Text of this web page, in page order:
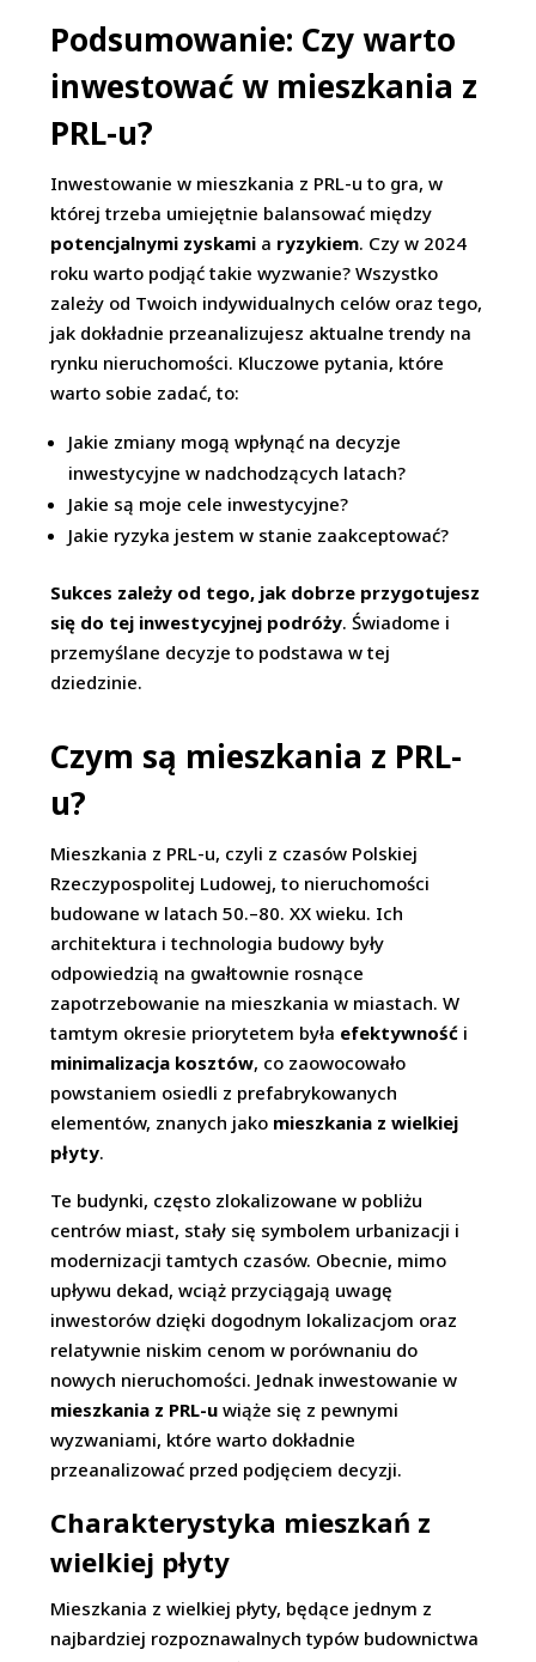
Podsumowanie: Czy warto
inwestować w mieszkania z
PRL-u?
Inwestowanie w mieszkania z PRL-u to gra, w
której trzeba umiejętnie balansować między
potencjalnymi zyskami a ryzykiem. Czy w 2024
roku warto podjąć takie wyzwanie? Wszystko
zależy od Twoich indywidualnych celów oraz tego,
jak dokładnie przeanalizujesz aktualne trendy na
rynku nieruchomości. Kluczowe pytania, które
warto sobie zadać, to:
Jakie zmiany mogą wpłynąć na decyzje
inwestycyjne w nadchodzących latach?
Jakie są moje cele inwestycyjne?
Jakie ryzyka jestem w stanie zaakceptować?
Sukces zależy od tego, jak dobrze przygotujesz
się do tej inwestycyjnej podróży. Świadome i
przemyślane decyzje to podstawa w tej
dziedzinie.
Czym są mieszkania z PRL-
u?
Mieszkania z PRL-u, czyli z czasów Polskiej
Rzeczypospolitej Ludowej, to nieruchomości
budowane w latach 50.–80. XX wieku. Ich
architektura i technologia budowy były
odpowiedzią na gwałtownie rosnące
zapotrzebowanie na mieszkania w miastach. W
tamtym okresie priorytetem była efektywność i
minimalizacja kosztów, co zaowocowało
powstaniem osiedli z prefabrykowanych
elementów, znanych jako mieszkania z wielkiej
płyty.
Te budynki, często zlokalizowane w pobliżu
centrów miast, stały się symbolem urbanizacji i
modernizacji tamtych czasów. Obecnie, mimo
upływu dekad, wciąż przyciągają uwagę
inwestorów dzięki dogodnym lokalizacjom oraz
relatywnie niskim cenom w porównaniu do
nowych nieruchomości. Jednak inwestowanie w
mieszkania z PRL-u wiąże się z pewnymi
wyzwaniami, które warto dokładnie
przeanalizować przed podjęciem decyzji.
Charakterystyka mieszkań z
wielkiej płyty
Mieszkania z wielkiej płyty, będące jednym z
najbardziej rozpoznawalnych typów budownictwa